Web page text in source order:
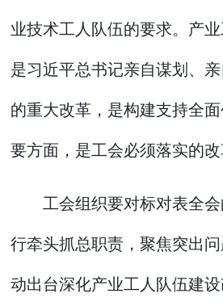
业技术工人队伍的要求。产
是习近平总书记亲自谋划、
的重大改革，是构建支持全
要方面，是工会必须落实的改
工会组织要对标对表全
行牵头抓总职责，聚焦突出
动出台深化产业工人队伍建